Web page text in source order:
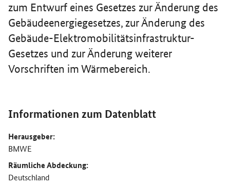
zum Entwurf eines Gesetzes zur Änderung des
Gebäudeenergiegesetzes, zur Änderung des
Gebäude-Elektromobilitätsinfrastruktur-
Gesetzes und zur Änderung weiterer
Vorschriften im Wärmebereich.
Informationen zum Datenblatt
Herausgeber:
BMWE
Räumliche Abdeckung:
Deutschland